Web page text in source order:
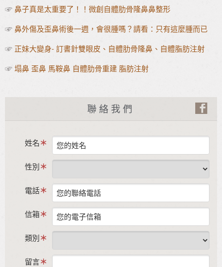
☞鼻子真是太重要了！！微創自體肋骨隆鼻鼻整形
☞鼻外傷及歪鼻術後一週，會很腫嗎？請看：只有這麼腫而已
☞ 正妹大變身- 訂書針雙眼皮、自體肋骨隆鼻、自體脂肪注射
☞塌鼻 歪鼻 馬鞍鼻 自體肋骨重建 脂肪注射
聯絡我們
姓名
性別
電話
信箱
類別
留言